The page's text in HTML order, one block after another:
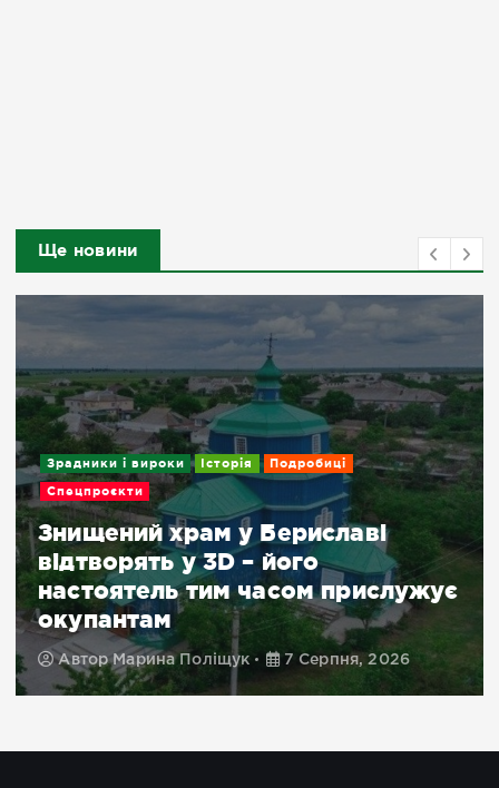
Ще новини
Зрадники і вироки Історія Подробиці
Спецпроєкти
Знищений храм у Бериславі
відтворять у 3D – його
настоятель тим часом прислужує
окупантам
Автор Марина Поліщук 7 Серпня, 2026